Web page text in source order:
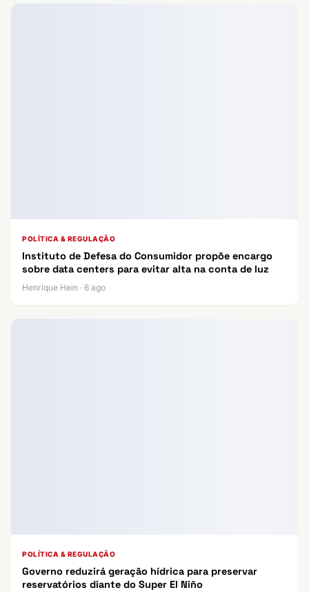
POLÍTICA & REGULAÇÃO
Instituto de Defesa do Consumidor propõe encargo
sobre data centers para evitar alta na conta de luz
Henrique Hein · 6 ago
POLÍTICA & REGULAÇÃO
Governo reduzirá geração hídrica para preservar
reservatórios diante do Super El Niño